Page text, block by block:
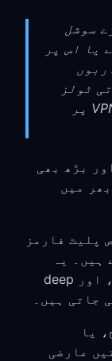
سوشل
یا اس پر
ٹولز
تک رسائی برقرار رکھنے کے لیے VPNs پر
بڑھ بھی
میں
پلیٹ فارمز
ہیں۔ یہ
ISP-level DNS blocking، IP blocking، اور deep
یا
عارضی